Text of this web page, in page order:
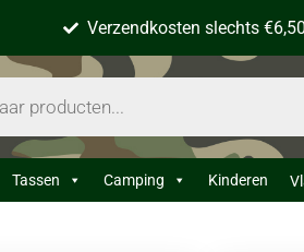
Verzendkosten slechts €6,50
Tassen Camping Kinderen